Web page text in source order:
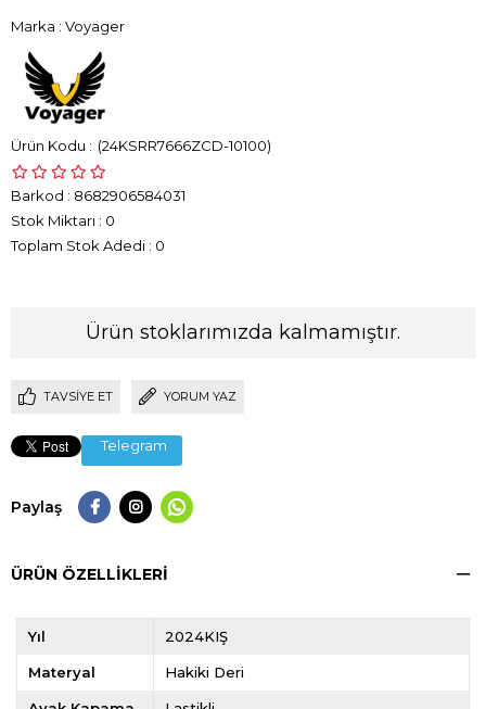
Marka : Voyager
(24KSRR7666ZCD-10100)
Barkod : 8682906584031
Stok Miktarı : 0
Toplam Stok Adedi : 0
Ürün stoklarımızda kalmamıştır.
TAVSIYE ET YORUM YAZ
Telegram
Paylaş
ÜRÜN ÖZELLIKLERI
Yıl 2024KIŞ
Materyal Hakiki Deri